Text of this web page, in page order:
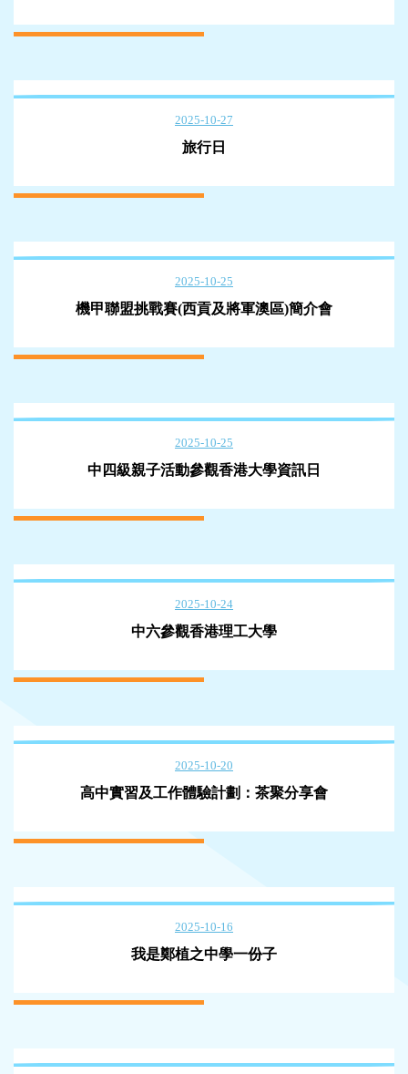
2025-10-27
旅行日
2025-10-25
機甲聯盟挑戰賽(西貢及將軍澳區)簡介會
2025-10-25
中四級親子活動參觀香港大學資訊日
2025-10-24
中六參觀香港理工大學
2025-10-20
高中實習及工作體驗計劃：茶聚分享會
2025-10-16
我是鄭植之中學一份子